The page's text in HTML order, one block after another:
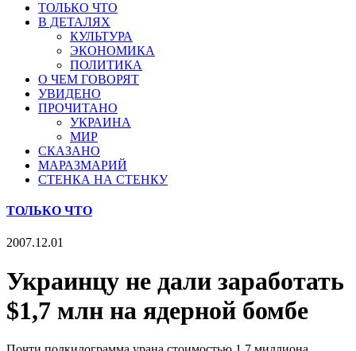
ТОЛЬКО ЧТО
В ДЕТАЛЯХ
КУЛЬТУРА
ЭКОНОМИКА
ПОЛИТИКА
О ЧЕМ ГОВОРЯТ
УВИДЕНО
ПРОЧИТАНО
УКРАИНА
МИР
СКАЗАНО
МАРАЗМАРИЙ
СТЕНКА НА СТЕНКУ
ТОЛЬКО ЧТО
2007.12.01
Украинцу не дали заработать
$1,7 млн на ядерной бомбе